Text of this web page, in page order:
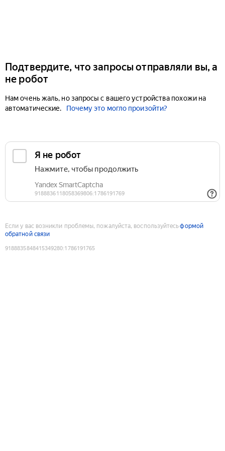
Подтвердите, что запросы отправляли вы, а
не робот
Нам очень жаль, но запросы с вашего устройства похожи на
автоматические.
Почему это могло произойти?
Если у вас возникли проблемы, пожалуйста, воспользуйтесьформой
обратной связи
9188835848415349280:1786191765